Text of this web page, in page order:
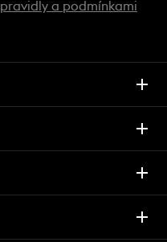
pravidly a podmínkami